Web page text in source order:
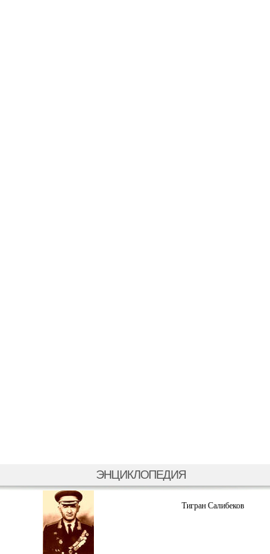
ЭНЦИКЛОПЕДИЯ
Тигран Салибеков